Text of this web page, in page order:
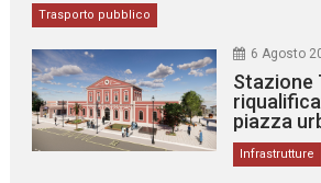
Trasporto pubblico
6 Agosto
Stazione
piazza
Infrastrutture